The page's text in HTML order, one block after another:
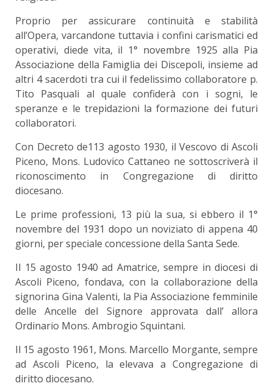
Proprio per assicurare continuità e stabilità
all’Opera, varcandone tuttavia i confini carismatici ed
operativi, diede vita, il 1° novembre 1925 alla Pia
Associazione della Famiglia dei Discepoli, insieme ad
altri 4 sacerdoti tra cui il fedelissimo collaboratore p.
Tito Pasquali al quale confiderà con i sogni, le
speranze e le trepidazioni la formazione dei futuri
collaboratori.
Con Decreto de113 agosto 1930, il Vescovo di Ascoli
Piceno, Mons. Ludovico Cattaneo ne sottoscriverà il
riconoscimento in Congregazione di diritto
diocesano.
Le prime professioni, 13 più la sua, si ebbero il 1°
novembre del 1931 dopo un noviziato di appena 40
giorni, per speciale concessione della Santa Sede.
Il 15 agosto 1940 ad Amatrice, sempre in diocesi di
Ascoli Piceno, fondava, con la collaborazione della
signorina Gina Valenti, la Pia Associazione femminile
delle Ancelle del Signore approvata dall’ allora
Ordinario Mons. Ambrogio Squintani.
Il 15 agosto 1961, Mons. Marcello Morgante, sempre
ad Ascoli Piceno, la elevava a Congregazione di
diritto diocesano.